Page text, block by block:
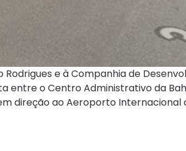
e à Companhia de
o Centro Administrativo da
direção ao Aeroporto Internacional